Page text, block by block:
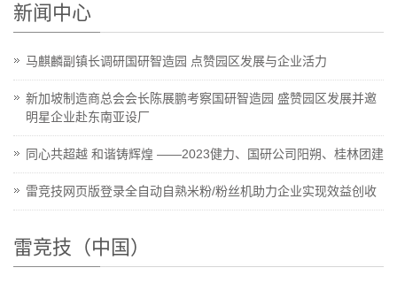
新闻中心
马麒麟副镇长调研国研智造园 点赞园区发展与企业活力
新加坡制造商总会会长陈展鹏考察国研智造园 盛赞园区发展并邀
明星企业赴东南亚设厂
同心共超越 和谐铸辉煌 ——2023健力、国研公司阳朔、桂林团建
雷竞技网页版登录全自动自熟米粉/粉丝机助力企业实现效益创收
雷竞技（中国）